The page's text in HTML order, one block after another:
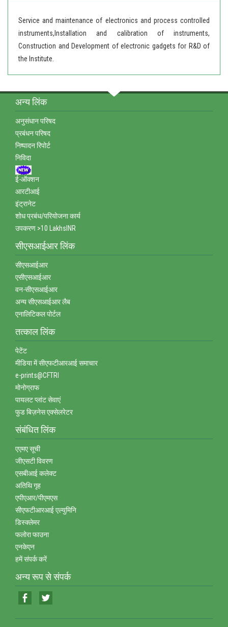
Service and maintenance of electronics and process controlled
instruments,Installation and calibration of instruments,
Construction and Development of electronic gadgets for R&D of
the Institute.
अन्‍य लिंक
अनुसंधान परिषद
प्रबंधन परिषद
निष्‍पादन रिपोर्ट
निविदा
ई-ऑक्‍शन
आरटीआई
इंट्रानेट
शोध प्रबंध/परियोजना कार्य
उपकरण >10 LakhsINR
सीएसआईआर लिंक
सीएसआईआर
एसीएसआईआर
वन-सीएसआईआर
अन्‍य सीएसआईआर लैब
एनालिटिकल पोर्टल
तत्‍काल लिंक
पेटेंट
मीडिया में सीएफटीआरआई समाचार
e-prints@CFTRI
मोनोग्राफ
पायलट प्‍लांट सेवाएं
फुड बिज़नेस एक्‍सेलरेटर
संबंधित लिंक
एएमए सूची
जीएसटी विवरण
एसबीआई कलेक्‍ट
अतिथि गृह
एपीएआर/पीएमएस
सीएफटीआरआई एल्‍युमिनि
डिस्‍क्‍लेमर
फलोरा फाउना
एनकेएन
हमें संपर्क करें
अन्‍य रूप से संपर्क